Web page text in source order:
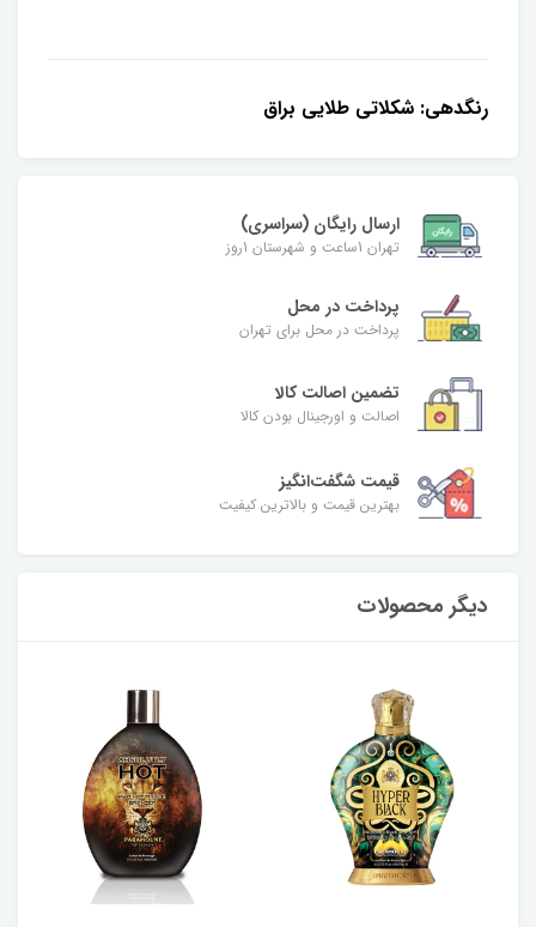
رنگدهی: شکلاتی طلایی براق
ارسال رایگان (سراسری)
تهران 1ساعت و شهرستان 1روز
پرداخت در محل
پرداخت در محل برای تهران
تضمین اصالت کالا
اصالت و اورجینال بودن کالا
قیمت شگفت‌انگیز
بهترین قیمت و بالاترین کیفیت
دیگر محصولات